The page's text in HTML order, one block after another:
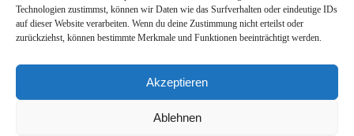
Technologien zustimmst, können wir Daten wie das Surfverhalten oder eindeutige IDs
auf dieser Website verarbeiten. Wenn du deine Zustimmung nicht erteilst oder
zurückziehst, können bestimmte Merkmale und Funktionen beeinträchtigt werden.
Akzeptieren
Ablehnen
Zu Gast
Telefon
015737826140
Frauenkreis Gemeinsame Veranstaltung: Männerkreis